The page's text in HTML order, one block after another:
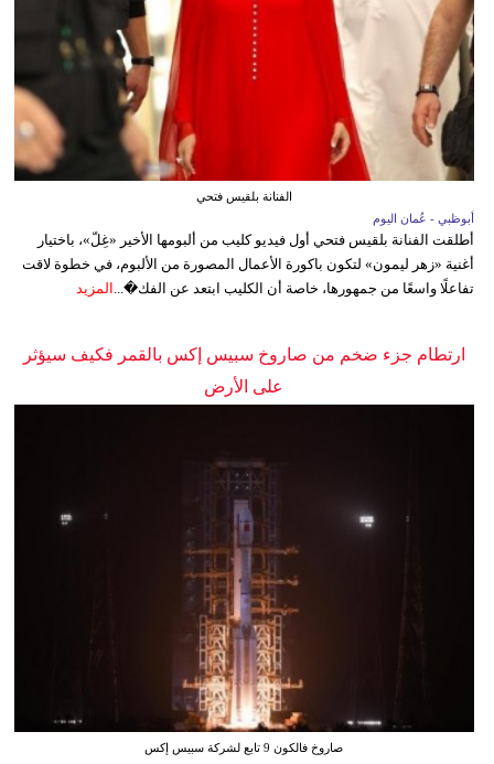
الفنانة بلقيس فتحي
أبوظبي - عُمان اليوم
أطلقت الفنانة بلقيس فتحي أول فيديو كليب من ألبومها الأخير «غِلّ»، باختيار
أغنية «زهر ليمون» لتكون باكورة الأعمال المصورة من الألبوم، في خطوة لاقت
تفاعلًا واسعًا من جمهورها، خاصة أن الكليب ابتعد عن الفك�... المزيد
ارتطام جزء ضخم من صاروخ سبيس إكس بالقمر فكيف سيؤثر
على الأرض
صاروخ فالكون 9 تابع لشركة سبيس إكس